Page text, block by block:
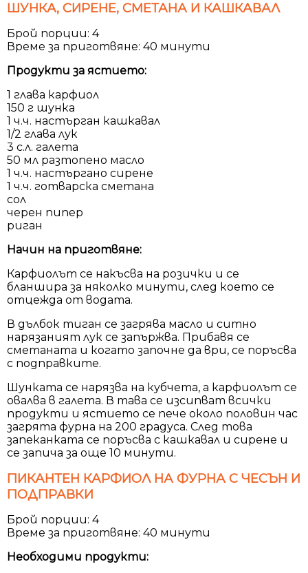
ШУНКА, СИРЕНЕ, СМЕТАНА И КАШКАВАЛ
Брой порции: 4
Време за приготвяне: 40 минути
Продукти за ястието:
1 глава карфиол
150 г шунка
1 ч.ч. настърган кашкавал
1/2 глава лук
3 с.л. галета
50 мл разтопено масло
1 ч.ч. настъргано сирене
1 ч.ч. готварска сметана
сол
черен пипер
риган
Начин на приготвяне:
Карфиолът се накъсва на розички и се
бланшира за няколко минути, след което се
отцежда от водата.
В дълбок тиган се загрява масло и ситно
нарязаният лук се запържва. Прибавя се
сметаната и когато започне да ври, се поръсва
с подправките.
Шунката се нарязва на кубчета, а карфиолът се
овалва в галета. В тава се изсипват всички
продукти и ястието се пече около половин час
загрята фурна на 200 градуса. След това
запеканката се поръсва с кашкавал и сирене и
се запича за още 10 минути.
ПИКАНТЕН КАРФИОЛ НА ФУРНА С ЧЕСЪН И
ПОДПРАВКИ
Брой порции: 4
Време за приготвяне: 40 минути
Необходими продукти: